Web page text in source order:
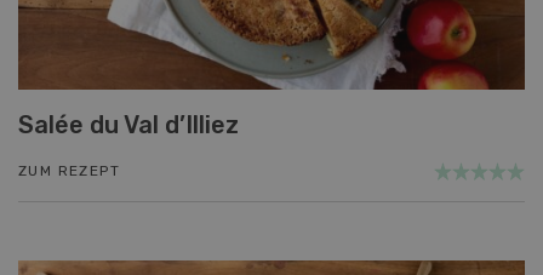
Salée du Val d’Illiez
ZUM REZEPT